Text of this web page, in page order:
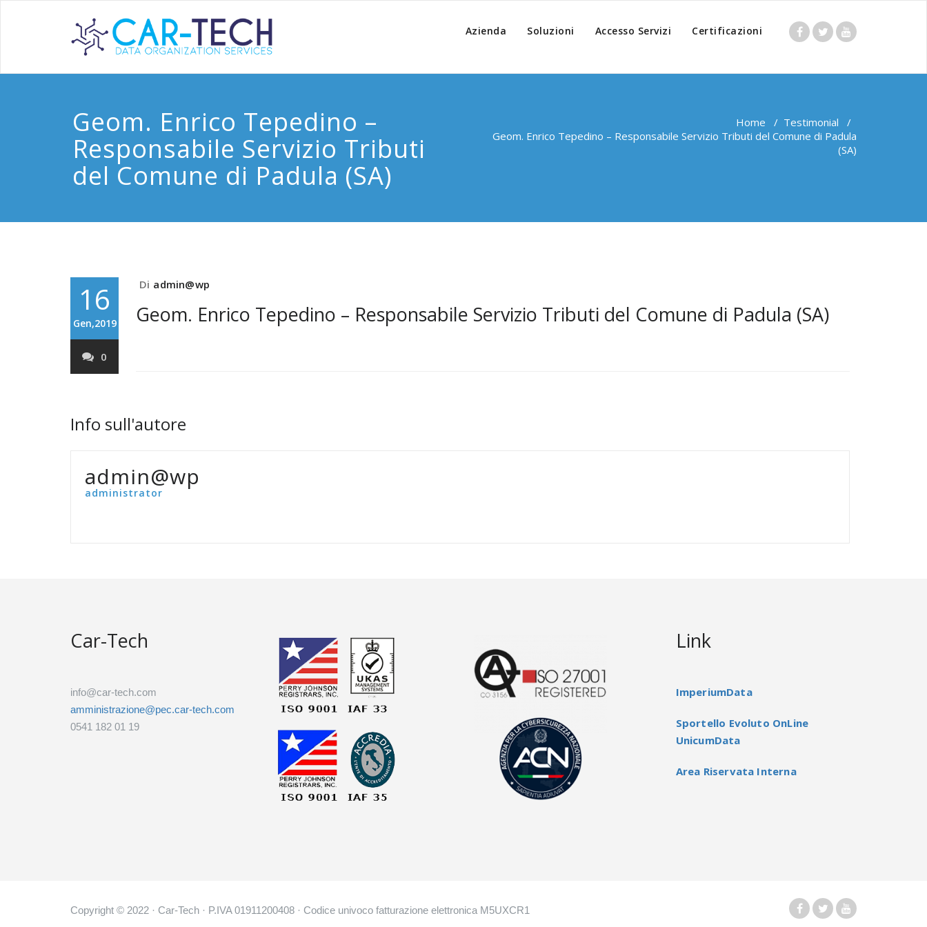
Azienda Soluzioni Accesso Servizi Certificazioni
Geom. Enrico Tepedino –
Responsabile Servizio Tributi
del Comune di Padula (SA)
Home / Testimonial /
Geom. Enrico Tepedino – Responsabile Servizio Tributi del Comune di Padula
(SA)
16
Gen,2019
0
Di admin@wp
Geom. Enrico Tepedino – Responsabile Servizio Tributi del Comune di Padula (SA)
Info sull'autore
admin@wp
administrator
Car-Tech
info@car-tech.com
amministrazione@pec.car-tech.com
0541 182 01 19
Link
ImperiumData
Sportello Evoluto OnLine
UnicumData
Area Riservata Interna
Copyright © 2022 · Car-Tech · P.IVA 01911200408 · Codice univoco fatturazione elettronica M5UXCR1